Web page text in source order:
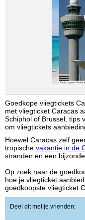
Goedkope vliegtickets
met vliegticket Caracas
Schiphol of Brussel, tips
om vliegtickets
Hoewel Caracas zelf
tropische vakantie in de
stranden en een
Op zoek naar de
hoe je vliegticket
goedkoopste vliegticket
Deel dit met je vrienden: